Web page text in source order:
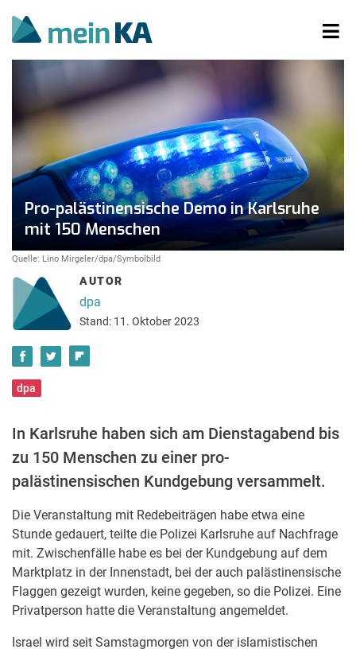
Pro-palästinensische Demo in Karlsruhe
mit 150 Menschen
Quelle: Lino Mirgeler/dpa/Symbolbild
AUTOR
dpa
Stand: 11. Oktober 2023
dpa
In Karlsruhe haben sich am Dienstagabend bis
zu 150 Menschen zu einer pro-
palästinensischen Kundgebung versammelt.
Die Veranstaltung mit Redebeiträgen habe etwa eine
Stunde gedauert, teilte die Polizei Karlsruhe auf Nachfrage
mit. Zwischenfälle habe es bei der Kundgebung auf dem
Marktplatz in der Innenstadt, bei der auch palästinensische
Flaggen gezeigt wurden, keine gegeben, so die Polizei. Eine
Privatperson hatte die Veranstaltung angemeldet.
Israel wird seit Samstagmorgen von der islamistischen